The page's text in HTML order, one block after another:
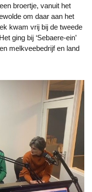
broertje, vanuit het
om daar aan het
kwam vrij bij de tweede
ging bij ‘Sebaere-ein’
melkveebedrijf en land